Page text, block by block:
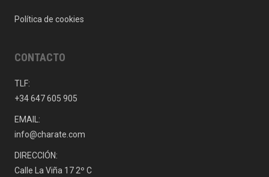
Política de cookies
CONTACTO
TLF:
+34 647 605 905
EMAIL:
info@charate.com
DIRECCIÓN:
Calle La Viña 17 2º C